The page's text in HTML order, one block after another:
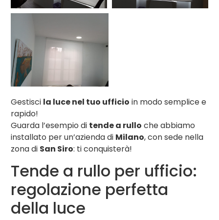
Gestisci la luce nel tuo ufficio in modo semplice e
rapido!
Guarda l’esempio di tende a rullo che abbiamo
installato per un’azienda di Milano, con sede nella
zona di San Siro: ti conquisterà!
Tende a rullo per ufficio:
regolazione perfetta
della luce